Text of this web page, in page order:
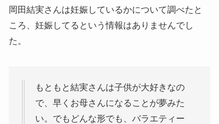
岡田結実さんは妊娠しているかについて調べたと
ころ、妊娠してるという情報はありませんでし
た。
もともと結実さんは子供が大好きなの
で、早くお母さんになることが夢みた
い。でもどんな形でも、バラエティー